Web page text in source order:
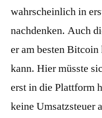
wahrscheinlich in
nachdenken. Auch
er am besten
kann. Hier müsste
erst in die Plattform
keine Umsatzsteuer